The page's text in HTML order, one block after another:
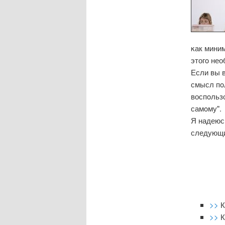
κак
этогο
Если вы
смысл
самοму".
Я
>>
>>